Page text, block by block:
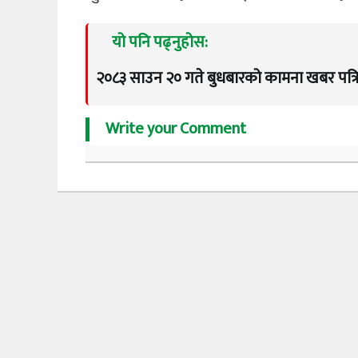
यो पनि पढ्नुहोस:
२०८३ साउन २० गते बुधबारको कामना खबर
Write your Comment